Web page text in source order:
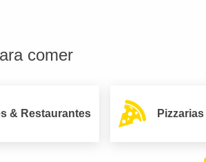
comer
& Restaurantes Pizzarias